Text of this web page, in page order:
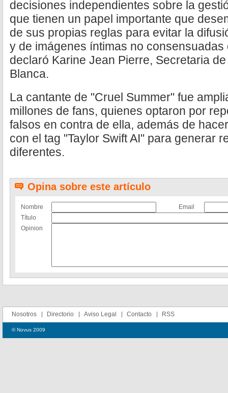
decisiones independientes sobre la
que tienen un papel importante que
de sus propias reglas para evitar la
y de imágenes íntimas no
declaró Karine Jean Pierre, Secretaria
Blanca.
La cantante de "Cruel Summer" fue
millones de fans, quienes optaron por
falsos en contra de ella, además de
con el tag "Taylor Swift AI" para generar
diferentes.
Opina sobre este artículo
Nombre
Email
Título
Opinion
Nosotros Directorio Aviso Legal Contacto RSS
© Novus 2009